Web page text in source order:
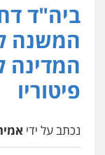
ביה"ד
המשנה
המדינה
פיטוריו
נכתב על ידי